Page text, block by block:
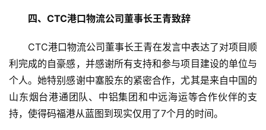
首
页
资
四、CTC港口物流公司董事长王青致辞
CTC港口物流公司董事长王青在发言中表达了对项目顺
利完成的自豪感，并感谢所有支持和参与项目建设的单位与
个人。她特别感谢中塞股东的紧密合作，尤其是来自中国的
山东烟台港通团队、中铝集团和中远海运等合作伙伴的支
持，使得码福港从蓝图到现实仅用了7个月的时间。